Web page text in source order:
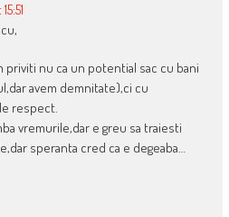
nu ca un potential sac cu bani
avem demnitate),ci cu
respect.
vremurile,dar e greu sa traiesti
speranta cred ca e degeaba…